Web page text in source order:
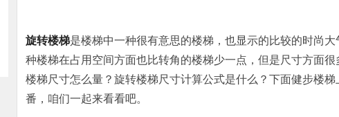
旋转楼梯是楼梯中一种很有意思的楼梯，也显示的比较的时尚
种楼梯在占用空间方面也比转角的楼梯少一点，但是尺寸方面
楼梯尺寸怎么量？旋转楼梯尺寸计算公式是什么？下面健步楼
番，咱们一起来看看吧。